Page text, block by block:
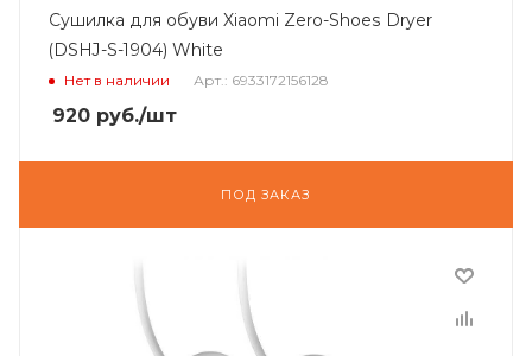
Сушилка для обуви Xiaomi Zero-Shoes Dryer
(DSHJ-S-1904) White
Нет в наличии Арт.: 6933172156128
920 руб./шт
ПОД ЗАКАЗ